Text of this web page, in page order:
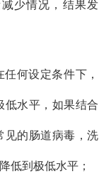
少情况，结果发
何设定条件下，
低水平，如果结合
见的肠道病毒，洗
低到极低水平；